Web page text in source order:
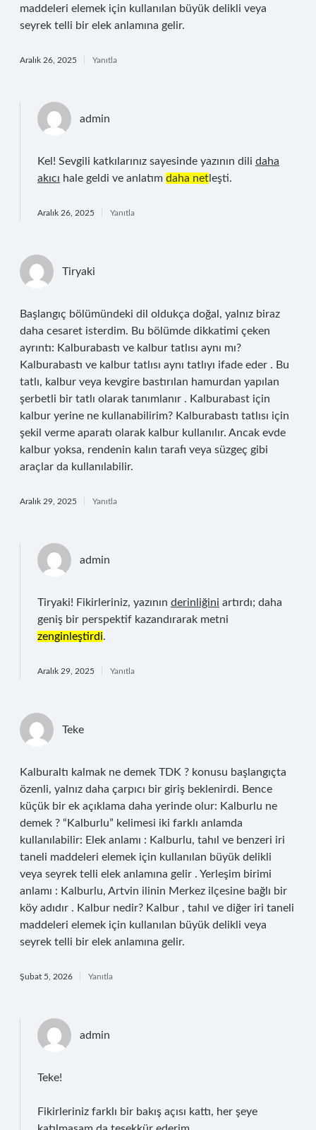
maddeleri elemek için kullanılan büyük delikli veya
seyrek telli bir elek anlamına gelir.
Aralık 26, 2025 Yanıtla
admin
Kel! Sevgili katkılarınız sayesinde yazının dili daha
akıcı hale geldi ve anlatım daha net leşti.
Aralık 26, 2025 Yanıtla
Tiryaki
Başlangıç bölümündeki dil oldukça doğal, yalnız biraz
daha cesaret isterdim. Bu bölümde dikkatimi çeken
ayrıntı: Kalburabastı ve kalbur tatlısı aynı mı?
Kalburabastı ve kalbur tatlısı aynı tatlıyı ifade eder . Bu
tatlı, kalbur veya kevgire bastırılan hamurdan yapılan
şerbetli bir tatlı olarak tanımlanır . Kalburabast için
kalbur yerine ne kullanabilirim? Kalburabastı tatlısı için
şekil verme aparatı olarak kalbur kullanılır. Ancak evde
kalbur yoksa, rendenin kalın tarafı veya süzgeç gibi
araçlar da kullanılabilir.
Aralık 29, 2025 Yanıtla
admin
Tiryaki! Fikirleriniz, yazının derinliğini artırdı; daha
geniş bir perspektif kazandırarak metni
zenginleştirdi.
Aralık 29, 2025 Yanıtla
Teke
Kalburaltı kalmak ne demek TDK ? konusu başlangıçta
özenli, yalnız daha çarpıcı bir giriş beklenirdi. Bence
küçük bir ek açıklama daha yerinde olur: Kalburlu ne
demek ? “Kalburlu” kelimesi iki farklı anlamda
kullanılabilir: Elek anlamı : Kalburlu, tahıl ve benzeri iri
taneli maddeleri elemek için kullanılan büyük delikli
veya seyrek telli elek anlamına gelir . Yerleşim birimi
anlamı : Kalburlu, Artvin ilinin Merkez ilçesine bağlı bir
köy adıdır . Kalbur nedir? Kalbur , tahıl ve diğer iri taneli
maddeleri elemek için kullanılan büyük delikli veya
seyrek telli bir elek anlamına gelir.
Şubat 5, 2026 Yanıtla
admin
Teke!
Fikirleriniz farklı bir bakış açısı kattı, her şeye